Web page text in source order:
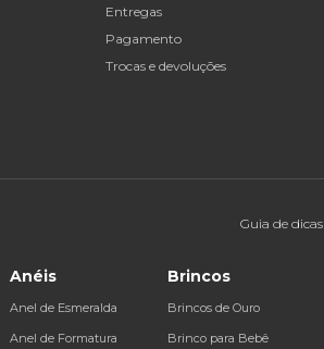
Entregas
Pagamento
Trocas e devoluções
Guia de dicas
Anéis
Anel de Esmeralda
Anel de Formatura
Brincos
Brincos de Ouro
Brinco para Bebê